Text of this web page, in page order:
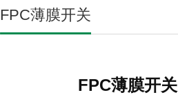
FPC薄膜开关
FPC薄膜开关